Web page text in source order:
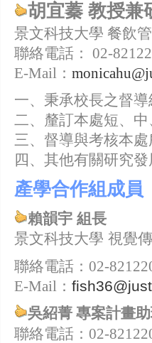
胡宜蓁 教授兼
景文科技大學 餐飲
聯絡電話：
02-
E-Mail： monicahu
一、秉承校長之督
二、釐訂本處短、
三、督導與考核本
四、其他有關研究
產學合作組成員
賴韻宇組長
景文科技大學 視覺
聯絡電話： 02-
E-Mail：
吳紹菁 專案計畫
聯絡電話： 02-